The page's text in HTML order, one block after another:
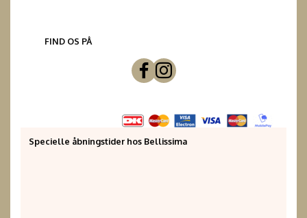
FIND OS PÅ
Specielle åbningstider hos Bellissima